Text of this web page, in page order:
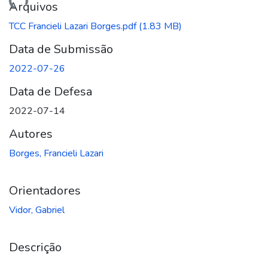
Arquivos
TCC Francieli Lazari Borges.pdf(1.83 MB)
Data de Submissão
2022-07-26
Data de Defesa
2022-07-14
Autores
Borges, Francieli Lazari
Orientadores
Vidor, Gabriel
Descrição